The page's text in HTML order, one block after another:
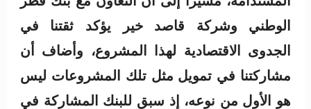
الوطني وشركة قاصد خير يؤكد ثقتنا في
الجدوى الاقتصادية لهذا المشروع، وأضاف أن
مشاركتنا في تمويل مثل تلك المشروعات ليس
هو الأول من نوعه، إذ سبق للبنك المشاركة في